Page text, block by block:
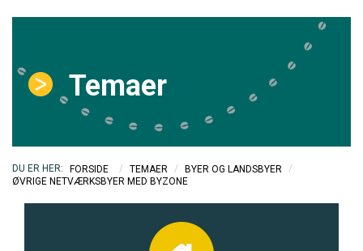
Temaer
FORSIDE / TEMAER / BYER OG LANDSBYER
/
ØVRIGE NETVÆRKSBYER MED BYZONE